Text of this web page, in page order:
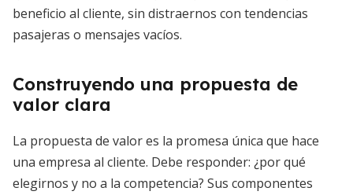
beneficio al cliente, sin distraernos con tendencias
pasajeras o mensajes vacíos.
Construyendo una propuesta de
valor clara
La propuesta de valor es la promesa única que hace
una empresa al cliente. Debe responder: ¿por qué
elegirnos y no a la competencia? Sus componentes